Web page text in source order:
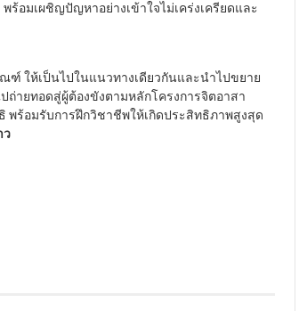
อมเผชิญปัญหาอย่างเข้าใจไม่เคร่งเครียดและ
ให้เป็นไปในแนวทางเดียวกันและนำไปขยาย
ายทอดสู่ผู้ต้องขังตามหลักโครงการจิตอาสา
พร้อมรับการฝึกวิชาชีพให้เกิดประสิทธิภาพสูงสุด
ว